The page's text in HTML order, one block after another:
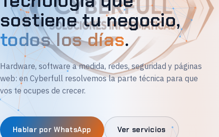
sostiene tu negocio,
todos los días.
Hardware, software a medida, redes, seguridad y páginas
web: en Cyberfull resolvemos la parte técnica para que
vos te ocupes de crecer.
Hablar por WhatsApp Ver servicios